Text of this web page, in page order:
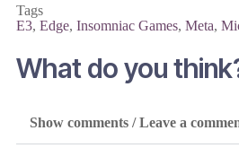
Tags
E3, Edge, Insomniac Games, Meta,
What do you
Show comments / Leave a